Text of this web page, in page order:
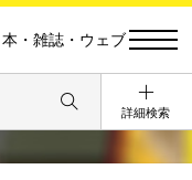
本・雑誌・ウェブ
詳細検索